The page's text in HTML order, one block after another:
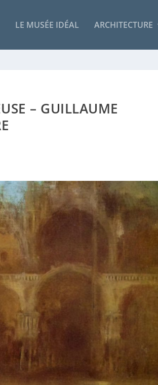
LE MUSÉE IDÉAL ARCHITECTURE
– GUILLAUME